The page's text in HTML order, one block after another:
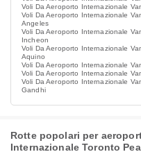
Voli Da Aeroporto Internazionale
Voli Da Aeroporto Internazionale
Angeles
Voli Da Aeroporto Internazionale
Incheon
Voli Da Aeroporto Internazionale
Aquino
Voli Da Aeroporto Internazionale
Voli Da Aeroporto Internazionale
Voli Da Aeroporto Internazionale
Gandhi
Rotte popolari per
Internazionale Toronto